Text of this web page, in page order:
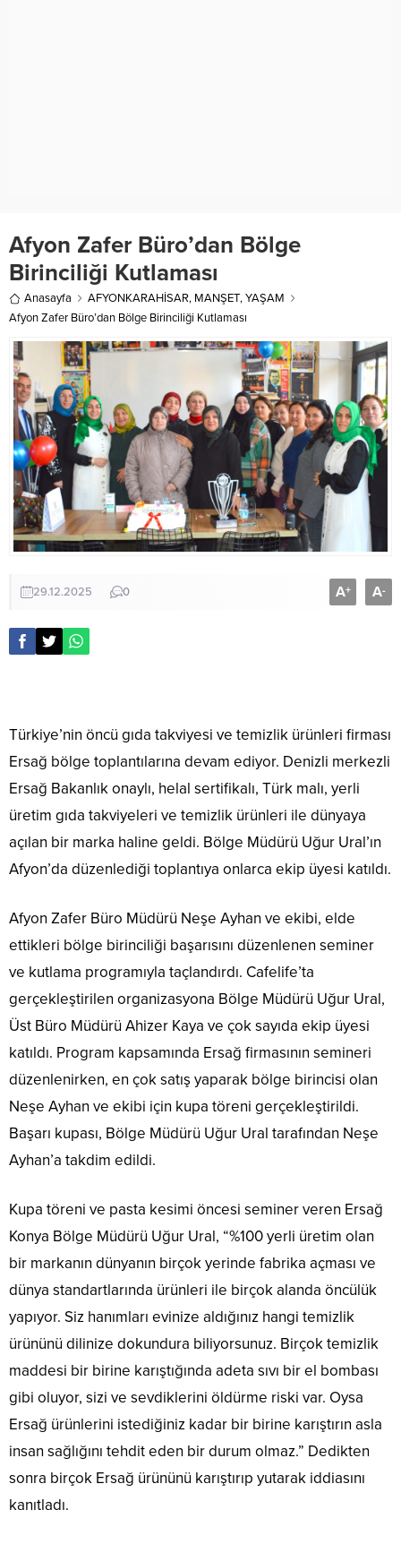
Afyon Zafer Büro’dan Bölge
Birinciliği Kutlaması
Anasayfa AFYONKARAHİSAR, MANŞET,YAŞAM
Afyon Zafer Büro’dan Bölge Birinciliği Kutlaması
29.12.2025 0 A+ A-
Türkiye’nin öncü gıda takviyesi ve temizlik ürünleri firması
Ersağ bölge toplantılarına devam ediyor. Denizli merkezli
Ersağ Bakanlık onaylı, helal sertifikalı, Türk malı, yerli
üretim gıda takviyeleri ve temizlik ürünleri ile dünyaya
açılan bir marka haline geldi. Bölge Müdürü Uğur Ural’ın
Afyon’da düzenlediği toplantıya onlarca ekip üyesi katıldı.
Afyon Zafer Büro Müdürü Neşe Ayhan ve ekibi, elde
ettikleri bölge birinciliği başarısını düzenlenen seminer
ve kutlama programıyla taçlandırdı. Cafelife’ta
gerçekleştirilen organizasyona Bölge Müdürü Uğur Ural,
Üst Büro Müdürü Ahizer Kaya ve çok sayıda ekip üyesi
katıldı. Program kapsamında Ersağ firmasının semineri
düzenlenirken, en çok satış yaparak bölge birincisi olan
Neşe Ayhan ve ekibi için kupa töreni gerçekleştirildi.
Başarı kupası, Bölge Müdürü Uğur Ural tarafından Neşe
Ayhan’a takdim edildi.
Kupa töreni ve pasta kesimi öncesi seminer veren Ersağ
Konya Bölge Müdürü Uğur Ural, “%100 yerli üretim olan
bir markanın dünyanın birçok yerinde fabrika açması ve
dünya standartlarında ürünleri ile birçok alanda öncülük
yapıyor. Siz hanımları evinize aldığınız hangi temizlik
ürününü dilinize dokundura biliyorsunuz. Birçok temizlik
maddesi bir birine karıştığında adeta sıvı bir el bombası
gibi oluyor, sizi ve sevdiklerini öldürme riski var. Oysa
Ersağ ürünlerini istediğiniz kadar bir birine karıştırın asla
insan sağlığını tehdit eden bir durum olmaz.” Dedikten
sonra birçok Ersağ ürününü karıştırıp yutarak iddiasını
kanıtladı.